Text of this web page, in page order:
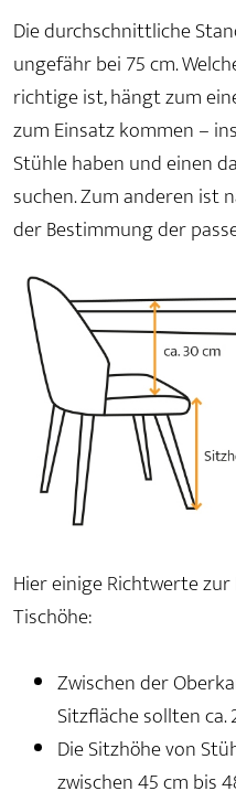
Die durchschnittliche
ungefähr bei 75 cm.
richtige ist, hängt zum
zum Einsatz kommen –
Stühle haben und einen
suchen. Zum anderen ist
der Bestimmung der
Hier einige Richtwerte
Tischöhe:
Zwischen der
Sitzfläche sollten ca.
Die Sitzhöhe von
zwischen 45 cm bis